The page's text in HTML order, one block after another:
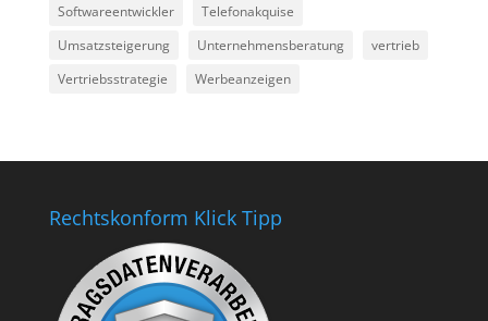
Softwareentwickler
Telefonakquise
Umsatzsteigerung
Unternehmensberatung
vertrieb
Vertriebsstrategie
Werbeanzeigen
Rechtskonform Klick Tipp